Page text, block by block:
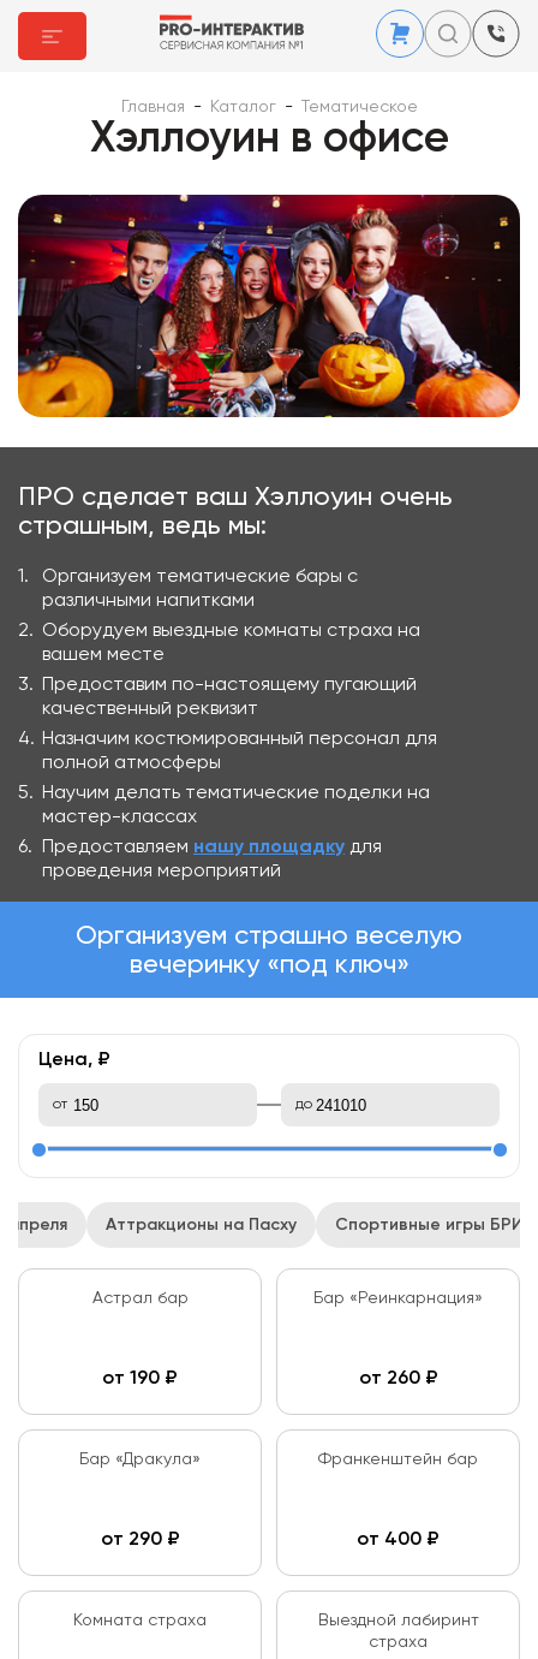
Главная - Каталог - Тематическое
Хэллоуин в офисе
ПРО сделает ваш Хэллоуин очень
страшным, ведь мы:
Организуем тематические бары с
различными напитками
Оборудуем выездные комнаты страха на
вашем месте
Предоставим по-настоящему пугающий
качественный реквизит
Назначим костюмированный персонал для
полной атмосферы
Научим делать тематические поделки на
мастер-классах
Предоставляем нашу площадку для
проведения мероприятий
Организуем страшно веселую
вечеринку «под ключ»
Цена, ₽
от до
апреля Аттракционы на Пасху Спортивные игры
Астрал бар
от 190 ₽
Бар «Реинкарнация»
от 260₽
Бар «Дракула»
от 290₽
Франкенштейн бар
от 400 ₽
Комната страха
Выездной лабиринт
страха